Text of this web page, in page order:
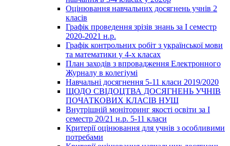
Оцінювання навчальних досягнень учнів 2
класів
Графік проведення зрізів знань за І семестр
2020-2021 н.р.
Графік контрольних робіт з української мови
та математики у 4-х класах
План заходів з впровадження Електронного
Журналу в колегіумі
Навчальні досягнення 5-11 класи 2019/2020
ЩОДО СВІДОЦТВА ДОСЯГНЕНЬ УЧНІВ
ПОЧАТКОВИХ КЛАСІВ НУШ
Внутрішній моніторинг якості освіти за І
семестр 20/21 н.р. 5-11 класи
Критерії оцінювання для учнів з особливими
потребами